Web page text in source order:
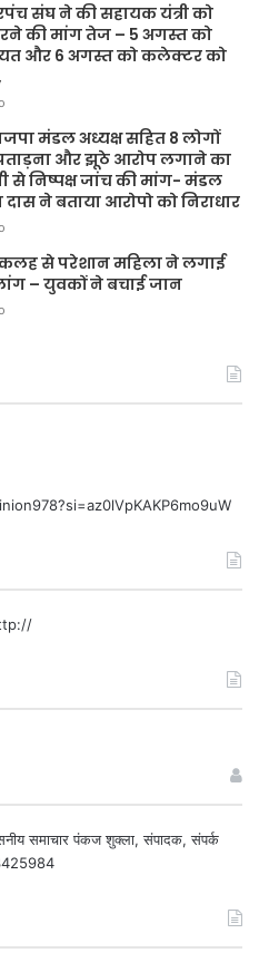
संघ ने की सहायक यंत्री को
की मांग तेज – 5 अगस्त को
और 6 अगस्त को कलेक्टर को
मंडल अध्यक्ष सहित 8 लोगों
और झूठे आरोप लगाने का
से निष्पक्ष जांच की मांग- मंडल
ने बताया आरोपो को निराधार
कलह से परेशान महिला ने लगाई
– युवकों ने बचाई जान
समाचार पंकज शुक्ला, संपादक, संपर्क